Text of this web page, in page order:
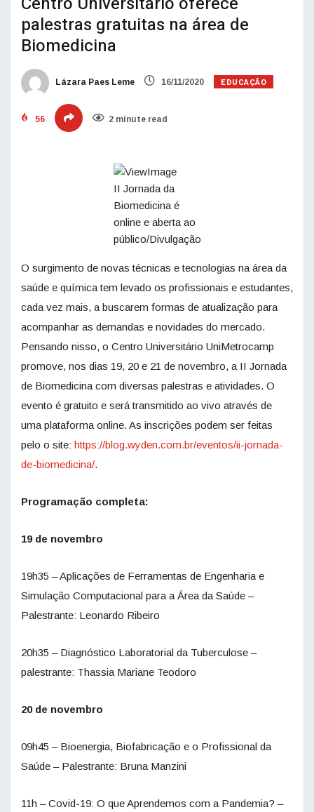
palestras gratuitas na área de
Biomedicina
Lázara Paes Leme 16/11/2020 EDUCAÇÃO
56 2 minute read
II Jornada da
Biomedicina é
online e aberta ao
público/Divulgação
O surgimento de novas técnicas e tecnologias na área da
saúde e química tem levado os profissionais e estudantes,
cada vez mais, a buscarem formas de atualização para
acompanhar as demandas e novidades do mercado.
Pensando nisso, o Centro Universitário UniMetrocamp
promove, nos dias 19, 20 e 21 de novembro, a II Jornada
de Biomedicina com diversas palestras e atividades. O
evento é gratuito e será transmitido ao vivo através de
uma plataforma online. As inscrições podem ser feitas
pelo o site: https://blog.wyden.com.br/eventos/ii-jornada-
de-biomedicina/.
Programação completa:
19 de novembro
19h35 – Aplicações de Ferramentas de Engenharia e
Simulação Computacional para a Área da Saúde –
Palestrante: Leonardo Ribeiro
20h35 – Diagnóstico Laboratorial da Tuberculose –
palestrante: Thassia Mariane Teodoro
20 de novembro
09h45 – Bioenergia, Biofabricação e o Profissional da
Saúde – Palestrante: Bruna Manzini
11h – Covid-19: O que Aprendemos com a Pandemia? –